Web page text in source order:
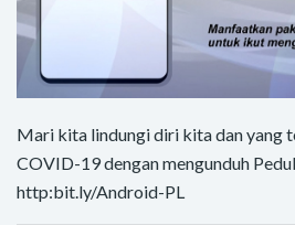
Mari kita lindungi diri kita dan yang
COVID-19 dengan mengunduh
http:bit.ly/Android-PL